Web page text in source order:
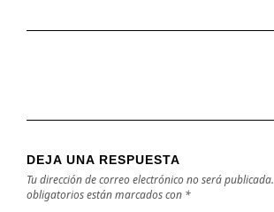
DEJA UNA RESPUESTA
Tu dirección de correo electrónico no será publicada.
obligatorios están marcados con *